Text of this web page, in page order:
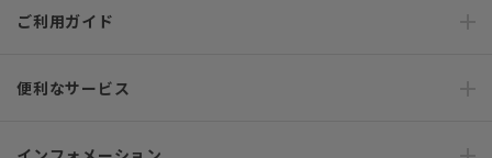
ご利用ガイド
便利なサービス